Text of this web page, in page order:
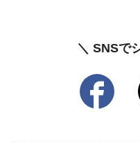
＼ SNSで